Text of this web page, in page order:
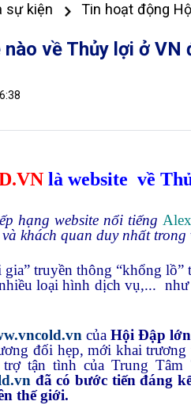
sự kiện Tin hoạt động
về Thủy lợi ở
là website về
hạng website nổi tiếng
khách quan duy nhất
gia” truyền thông “khổng
loại hình dịch vụ,... như
của Hội Đập
đối hẹp, mới khai
tận tình của Trung
đã có bước tiến đáng
thế giới.